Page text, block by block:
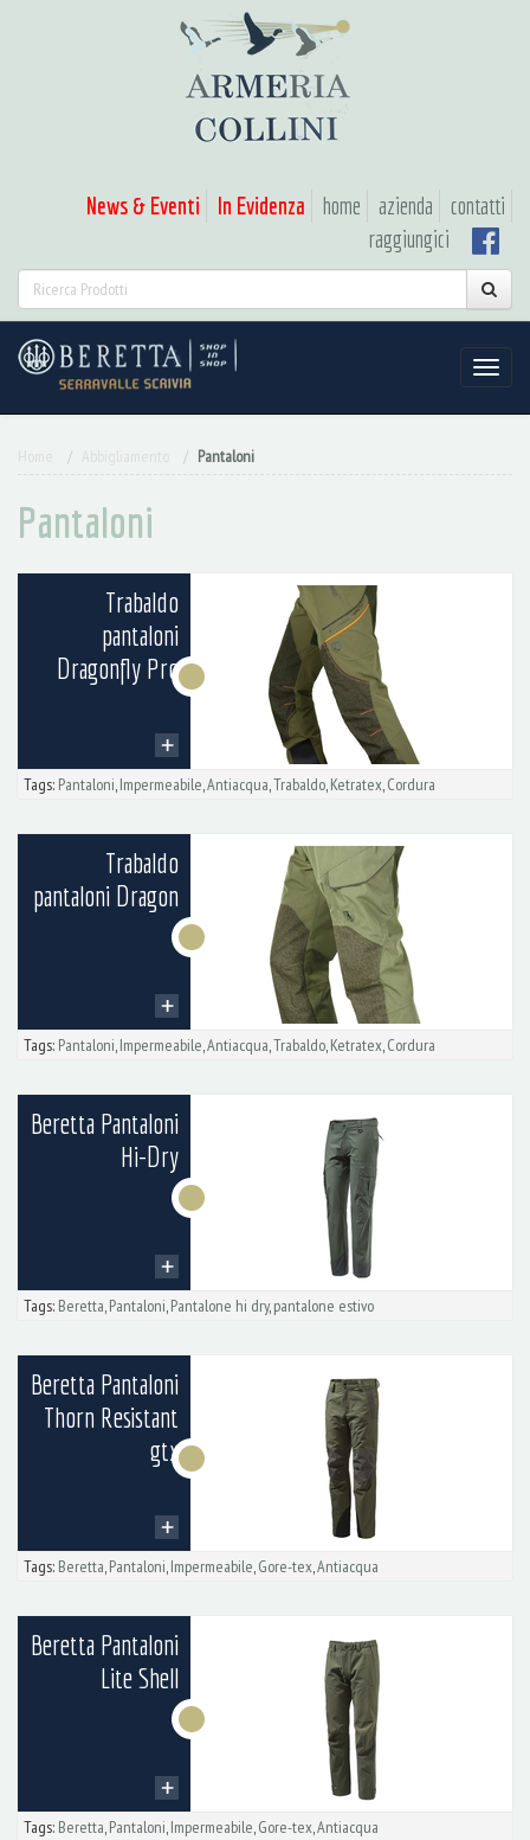
News & Eventi In Evidenza home azienda
contatti
raggiungici
Pantaloni
Pantaloni
Trabaldo
pantaloni
Dragonfly Pro
Tags: Pantaloni,Impermeabile,Antiacqua,Trabaldo,Ketratex,Cordura
Trabaldo
pantaloni Dragon
Tags: Pantaloni,Impermeabile,Antiacqua,Trabaldo,Ketratex,Cordura
Beretta Pantaloni
Hi-Dry
Tags: Beretta,Pantaloni,Pantalone hi dry,pantalone estivo
Beretta Pantaloni
Thorn Resistant
gtx
Tags: Beretta,Pantaloni,Impermeabile,Gore-tex,Antiacqua
Beretta Pantaloni
Lite Shell
Tags: Beretta,Pantaloni,Impermeabile,Gore-tex,Antiacqua